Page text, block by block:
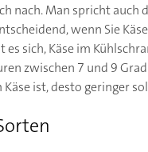
nach. Man spricht auch
wenn Sie
sich, Käse im
zwischen 7 und 9
ist, desto geringer